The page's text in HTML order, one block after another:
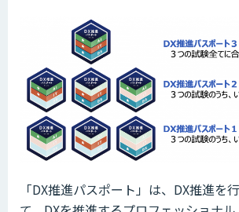
「DX推進パスポート」は、DX推進を